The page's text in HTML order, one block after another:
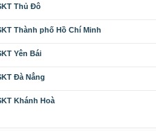
Thủ Đô
Thành phố Hồ Chí Minh
Yên Bái
Ðà Nẳng
Khánh Hoà